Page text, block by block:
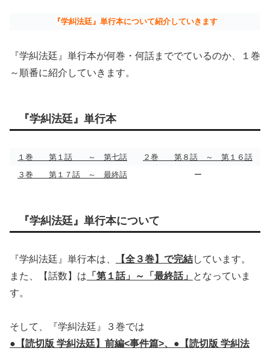
『学糾法廷』単行本について紹介していきます
『学糾法廷』単行本が何巻・何話まででているのか、１巻
～順番に紹介していきます。
『学糾法廷』単行本
１巻 第１話 ～ 第七話
２巻 第８話 ～ 第１６話
３巻 第１７話 ～ 最終話
ー
『学糾法廷』単行本について
『学糾法廷』単行本は、 【全３巻】で完結しています。
また、【話数】は 「第１話」～「最終話」
となっていま
す。
そして、『学糾法廷』３巻では
●【読切版 学糾法廷】前編<事件篇>、●【読切版 学糾法